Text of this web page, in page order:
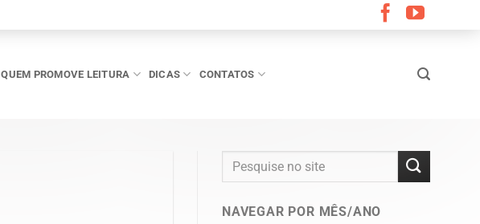
QUEM PROMOVE LEITURA DICAS CONTATOS
NAVEGAR POR MÊS/ANO